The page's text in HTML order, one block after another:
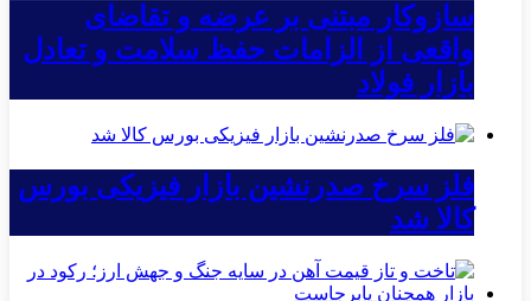
سازوکار مبتنی بر عرضه و تقاضای
واقعی از الزامات حفظ سلامت و تعادل
بازار فولاد
فلز سرخ صدرنشین بازار فیزیکی بورس
کالا شد